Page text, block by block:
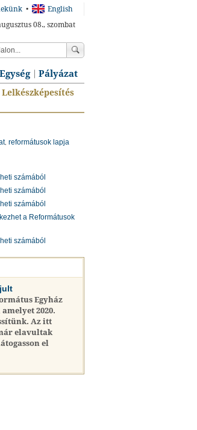
•
English
08., szombat
Egység Pályázat
Lelkészképesítés
, reformátusok lapja
számából
számából
számából
a Reformátusok
számából
Egyház
2020.
Az itt
elavultak
el